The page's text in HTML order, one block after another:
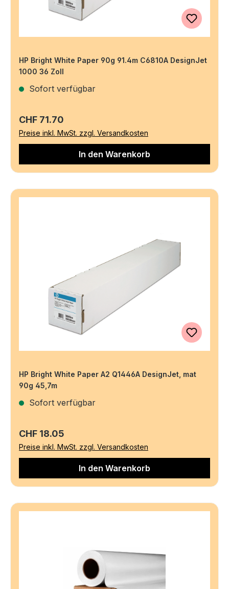
HP Bright White Paper 90g 91.4m C6810A DesignJet
1000 36 Zoll
Sofort verfügbar
Regulärer Preis:
CHF 71.70
Preise inkl. MwSt. zzgl. Versandkosten
In den Warenkorb
HP Bright White Paper A2 Q1446A DesignJet, mat
90g 45,7m
Sofort verfügbar
Regulärer Preis:
CHF 18.05
Preise inkl. MwSt. zzgl. Versandkosten
In den Warenkorb